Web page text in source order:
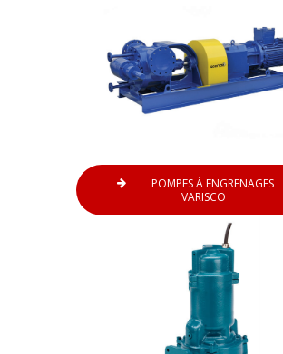
POMPES À ENGRENAGES
VARISCO